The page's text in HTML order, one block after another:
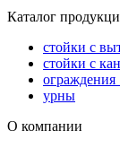
Каталог
стойки с
стойки с
ограждения
урны
О компании